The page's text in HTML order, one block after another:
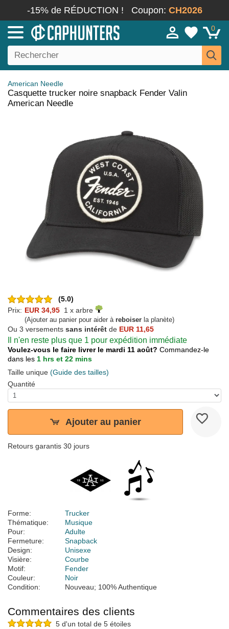
-15% de RÉDUCTION ! Coupon: CH2026
0
American Needle
Casquette trucker noire snapback Fender Valin
American Needle
(5.0)
Prix: EUR 34,95 1 x arbre
(Ajouter au panier pour aider à reboiser la planète)
Ou 3 versements sans intérêt de EUR 11,65
Il n'en reste plus que 1 pour expédition immédiate
Voulez-vous le faire livrer le mardi 11 août? Commandez-le
dans les 1 hrs et 22 mins
Taille unique (Guide des tailles)
Quantité
Ajouter au panier
Retours garantis 30 jours
Forme:
Trucker
Thématique:
Musique
Pour:
Adulte
Fermeture:
Snapback
Design:
Unisexe
Visière:
Courbe
Motif:
Fender
Couleur:
Noir
Condition:
Nouveau; 100% Authentique
Commentaires des clients
5 d'un total de 5 étoiles